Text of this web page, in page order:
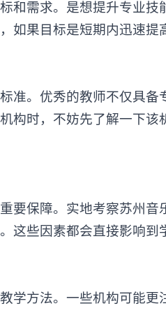
需求。是想提升专业技
如果目标是短期内迅速提
。优秀的教师不仅具备
构时，不妨先了解一下该
要保障。实地考察苏州音
这些因素都会直接影响到
方法。一些机构可能更